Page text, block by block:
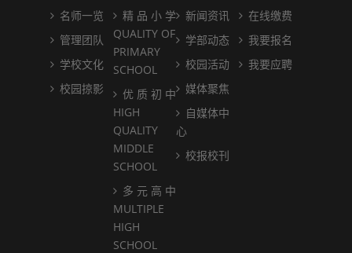
名师一览
管理团队
学校文化
校园掠影
精 品 小 学
QUALITY OF
PRIMARY
SCHOOL
优 质 初 中
HIGH
QUALITY
MIDDLE
SCHOOL
多 元 高 中
MULTIPLE
HIGH
SCHOOL
新闻资讯
学部动态
校园活动
媒体聚焦
自媒体中
心
校报校刊
在线缴费
我要报名
我要应聘